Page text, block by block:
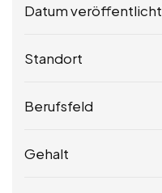
Datum veröffentlicht
Standort
Berufsfeld
Gehalt